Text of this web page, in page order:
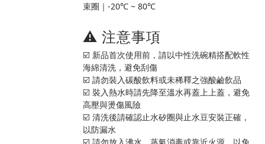
束圈｜-20℃ ~ 80℃
⚠️ 注意事項
☑️ 新品首次使用前，請以中性洗碗精搭配軟性
海綿清洗，避免刮傷
☑️ 請勿裝入碳酸飲料或未稀釋之強酸鹼飲品
☑️ 裝入熱水時請先降至溫水再蓋上上蓋，避免
高壓與燙傷風險
☑️ 清洗後請確認止水矽圈與止水豆安裝正確，
以防漏水